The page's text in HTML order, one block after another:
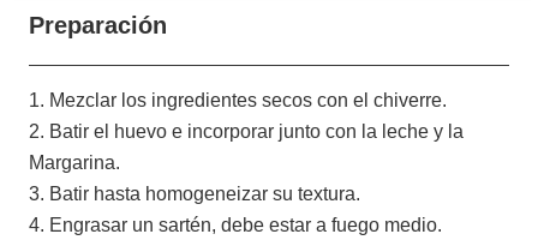
Preparación
1. Mezclar los ingredientes secos con el chiverre.
2. Batir el huevo e incorporar junto con la leche y la
Margarina.
3. Batir hasta homogeneizar su textura.
4. Engrasar un sartén, debe estar a fuego medio.